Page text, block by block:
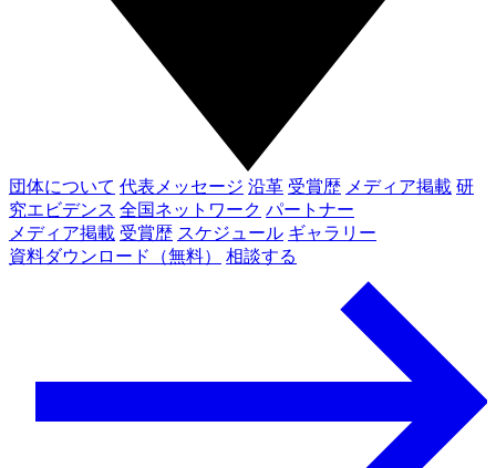
団体について 代表メッセージ 沿革 受賞歴 メディア掲載 研
究エビデンス 全国ネットワーク パートナー
メディア掲載 受賞歴 スケジュール ギャラリー
資料ダウンロード（無料）
相談する